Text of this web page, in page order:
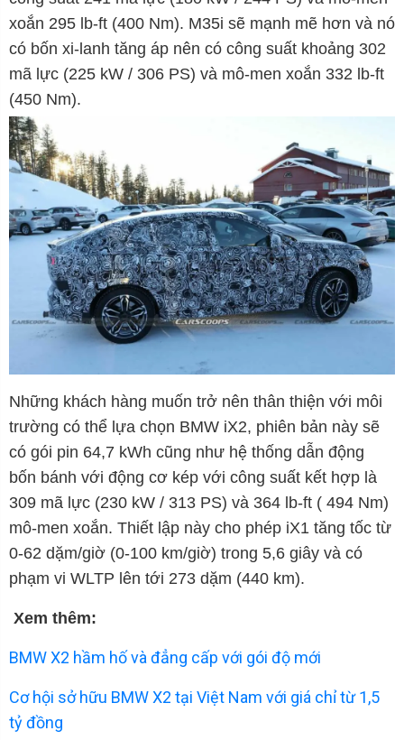
xoắn 295 lb-ft (400 Nm). M35i sẽ mạnh mẽ hơn và nó
có bốn xi-lanh tăng áp nên có công suất khoảng 302
mã lực (225 kW / 306 PS) và mô-men xoắn 332 lb-ft
(450 Nm).
Những khách hàng muốn trở nên thân thiện với môi
trường có thể lựa chọn BMW iX2, phiên bản này sẽ
có gói pin 64,7 kWh cũng như hệ thống dẫn động
bốn bánh với động cơ kép với công suất kết hợp là
309 mã lực (230 kW / 313 PS) và 364 lb-ft ( 494 Nm)
mô-men xoắn. Thiết lập này cho phép iX1 tăng tốc từ
0-62 dặm/giờ (0-100 km/giờ) trong 5,6 giây và có
phạm vi WLTP lên tới 273 dặm (440 km).
Xem thêm:
BMW X2 hầm hố và đẳng cấp với gói độ mới
Cơ hội sở hữu BMW X2 tại Việt Nam với giá chỉ từ 1,5
tỷ đồng